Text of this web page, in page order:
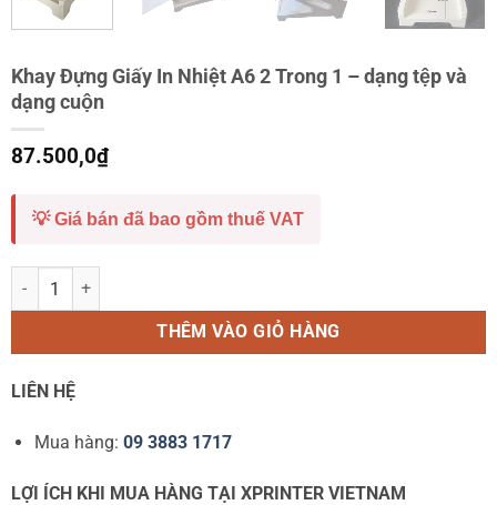
Khay Đựng Giấy In Nhiệt A6 2 Trong 1 – dạng tệp và
dạng cuộn
87.500,0₫
💡 Giá bán đã bao gồm thuế VAT
Khay Đựng Giấy In Nhiệt A6 2 Trong 1 – dạng tệp và dạng cuộn số
THÊM VÀO GIỎ HÀNG
LIÊN HỆ
Mua hàng: 09 3883 1717
LỢI ÍCH KHI MUA HÀNG TẠI XPRINTER VIETNAM